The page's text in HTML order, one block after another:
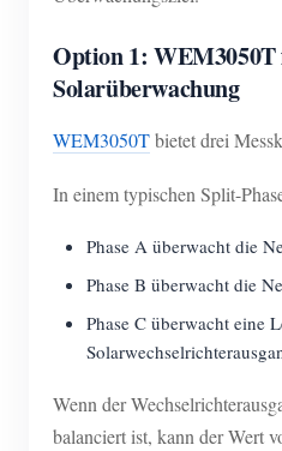
Option 1:
Solarüberwachung
WEM3050Tbietet drei
In einem typischen Split-
Phase A überwacht die
Phase B überwacht die
Phase C überwacht eine
Wenn der
balanciert ist, kann der Wert